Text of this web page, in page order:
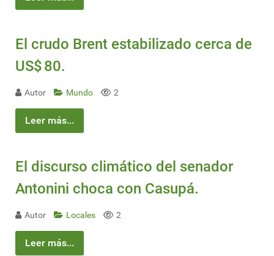
El crudo Brent estabilizado cerca de
US$ 80.
Autor Mundo 2
Leer más...
El discurso climático del senador
Antonini choca con Casupá.
Autor Locales 2
Leer más...